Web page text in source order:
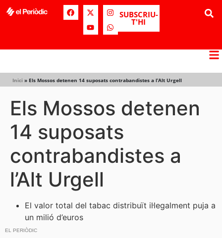
SUBSCRIU-
T'HI
Inici » Els Mossos detenen 14 suposats contrabandistes a l’Alt Urgell
Els Mossos detenen
14 suposats
contrabandistes a
l’Alt Urgell
El valor total del tabac distribuït il·legalment puja a
un milió d’euros
EL PERIÒDIC